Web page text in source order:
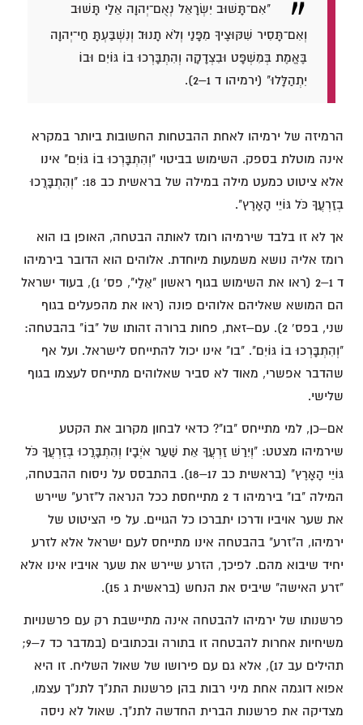
"אִם־תָּשׁוּב יִשְׂרָאֵל נְאֻם־יְהוָה אֵלַי תָּשׁוּב
וְאִם־תָּסִיר שִׁקּוּצֶיךָ מִפָּנַי וְלֹא תָנוּד׃ וְנִשְׁבַּעְתָּ חַי־יְהוָה
בֶּאֱמֶת בְּמִשְׁפָּט וּבִצְדָקָה וְהִתְבָּרְכוּ בוֹ גּוֹיִם וּבוֹ
יִתְהַלָּלוּ" (ירמיהו ד 1–2).
הרמיזה של ירמיהו לאחת ההבטחות החשובות ביותר במקרא
אינה מוטלת בספק. השימוש בביטוי "וְהִתְבָּרְכוּ בוֹ גּוֹיִם" אינו
אלא ציטוט כמעט מילה במילה של בראשית כב 18: "וְהִתְבָּרֲכוּ
בְזַרְעֲךָ כֹּל גּוֹיֵי הָאָרֶץ".
אך לא זו בלבד שירמיהו רומז לאותה הבטחה, האופן בו הוא
רומז אליה נושא משמעות מיוחדת. אלוהים הוא הדובר בירמיהו
ד 1–2 (ראו את השימוש בגוף ראשון "אֵלַי", פס' 1), בעוד ישראל
הם המושא שאליהם אלוהים פונה (ראו את מהפעלים בגוף
שני, בפס' 2). עם–זאת, פחות ברורה זהותו של "בוֹ" בהבטחה:
"וְהִתְבָּרְכוּ בוֹ גּוֹיִם". "בו" אינו יכול להתייחס לישראל. ועל אף
שהדבר אפשרי, מאוד לא סביר שאלוהים מתייחס לעצמו בגוף
שלישי.
אם–כן, למי מתייחס "בו"? כדאי לבחון מקרוב את הקטע
שירמיהו מצטט: "וְיִרַשׁ זַרְעֲךָ אֵת שַׁעַר אֹיְבָיו׃ וְהִתְבָּרֲכוּ בְזַרְעֲךָ כֹּל
גּוֹיֵי הָאָרֶץ" (בראשית כב 17–18). בהתבסס על ניסוח ההבטחה,
המילה "בו" בירמיהו ד 2 מתייחסת ככל הנראה ל"זרע" שיירש
את שער אויביו ודרכו יתברכו כל הגויים. על פי הציטוט של
ירמיהו, ה"זרע" בהבטחה אינו מתייחס לעם ישראל אלא לזרע
יחיד שיבוא מהם. לפיכך, הזרע שיירש את שער אויביו אינו אלא
"זרע האישה" שיביס את הנחש (בראשית ג 15).
פרשנותו של ירמיהו להבטחה אינה מתיישבת רק עם פרשנויות
משיחיות אחרות להבטחה זו בתורה ובכתובים (במדבר כד 7–9;
תהילים עב 17), אלא גם עם פירושו של שאול השליח. זו היא
אפוא דוגמה אחת מיני רבות בהן פרשנות התנ"ך לתנ"ך עצמו,
מצדיקה את פרשנות הברית החדשה לתנ"ך. שאול לא ניסה